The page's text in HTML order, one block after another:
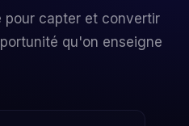
pour capter et convertir
qu'on enseigne